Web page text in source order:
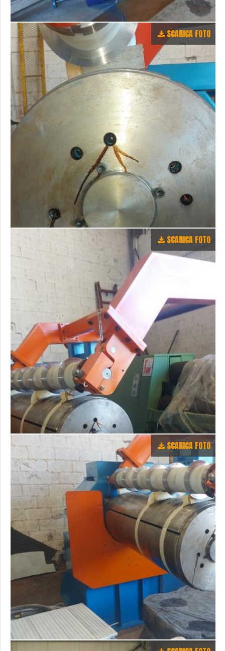
SCARICA FOTO
SCARICA FOTO
SCARICA FOTO